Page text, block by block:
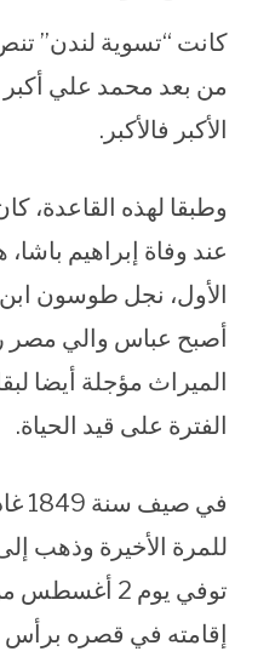
كانت “تسوية لندن”
من بعد محمد علي أكبر
الأكبر فالأكبر.
وطبقا لهذه القاعدة،
عند وفاة إبراهيم
الأول، نجل طوسون
أصبح عباس والي مصر
الميراث مؤجلة أيضا
الفترة على قيد الحياة.
في
للمرة الأخيرة وذهب
توفي يوم 2
إقامته في قصره برأس